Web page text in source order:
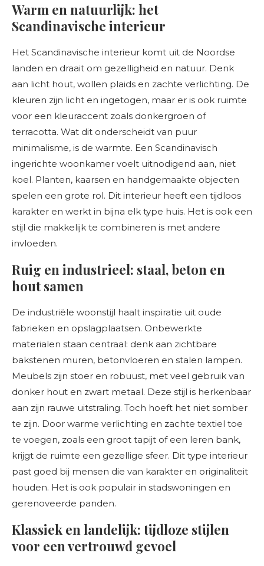
Warm en natuurlijk: het
Scandinavische interieur
Het Scandinavische interieur komt uit de Noordse
landen en draait om gezelligheid en natuur. Denk
aan licht hout, wollen plaids en zachte verlichting. De
kleuren zijn licht en ingetogen, maar er is ook ruimte
voor een kleuraccent zoals donkergroen of
terracotta. Wat dit onderscheidt van puur
minimalisme, is de warmte. Een Scandinavisch
ingerichte woonkamer voelt uitnodigend aan, niet
koel. Planten, kaarsen en handgemaakte objecten
spelen een grote rol. Dit interieur heeft een tijdloos
karakter en werkt in bijna elk type huis. Het is ook een
stijl die makkelijk te combineren is met andere
invloeden.
Ruig en industrieel: staal, beton en
hout samen
De industriële woonstijl haalt inspiratie uit oude
fabrieken en opslagplaatsen. Onbewerkte
materialen staan centraal: denk aan zichtbare
bakstenen muren, betonvloeren en stalen lampen.
Meubels zijn stoer en robuust, met veel gebruik van
donker hout en zwart metaal. Deze stijl is herkenbaar
aan zijn rauwe uitstraling. Toch hoeft het niet somber
te zijn. Door warme verlichting en zachte textiel toe
te voegen, zoals een groot tapijt of een leren bank,
krijgt de ruimte een gezellige sfeer. Dit type interieur
past goed bij mensen die van karakter en originaliteit
houden. Het is ook populair in stadswoningen en
gerenoveerde panden.
Klassiek en landelijk: tijdloze stijlen
voor een vertrouwd gevoel